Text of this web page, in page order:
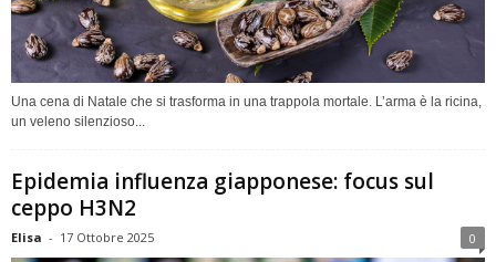
Una cena di Natale che si trasforma in una trappola mortale. L’arma è la ricina,
un veleno silenzioso...
Epidemia influenza giapponese: focus sul
ceppo H3N2
Elisa - 17 Ottobre 2025 0